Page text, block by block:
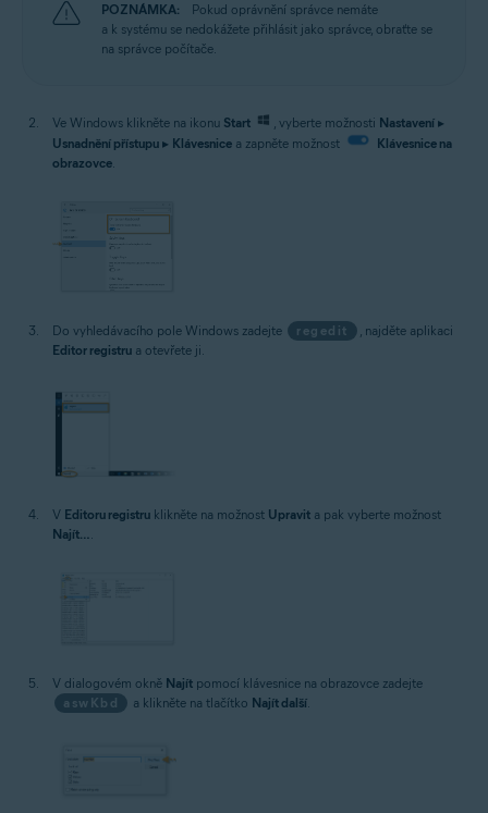
POZNÁMKA:
Pokud oprávnění správce nemáte
a k systému se nedokážete přihlásit jako správce, obraťte se
na správce počítače.
Ve Windows klikněte na ikonu Start , vyberte možnosti Nastavení ▸
Usnadnění přístupu ▸ Klávesnice a zapněte možnost
Klávesnice na
obrazovce.
Do vyhledávacího pole Windows zadejte regedit
, najděte aplikaci
Editor registru a otevřete ji.
V Editoru registru klikněte na možnost Upravit a pak vyberte možnost
Najít…
V dialogovém okně Najít pomocí klávesnice na obrazovce zadejte
aswKbd
a klikněte na tlačítko Najít další